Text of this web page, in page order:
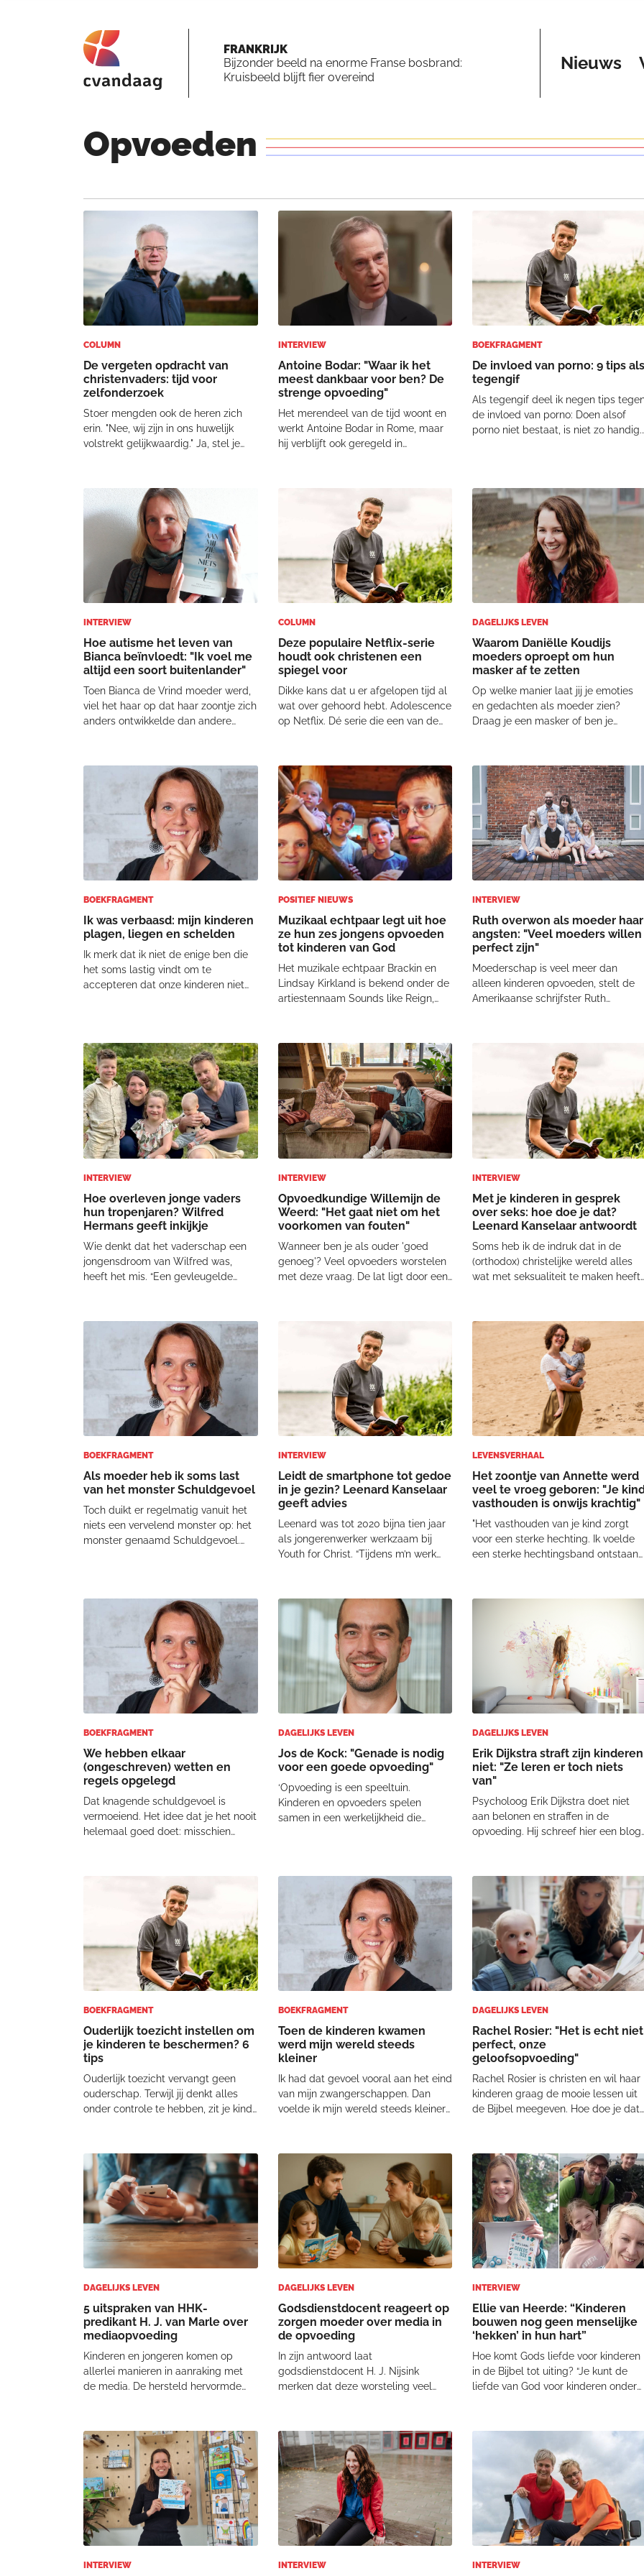
FRANKRIJK
Bijzonder beeld na enorme Franse bosbrand:
Kruisbeeld blijft fier overeind
Nieuws
Opvoeden
COLUMN
De vergeten opdracht van
christenvaders: tijd voor
zelfonderzoek
Stoer mengden ook de heren zich
erin. "Nee, wij zijn in ons huwelijk
volstrekt gelijkwaardig." Ja, stel je
waarschijnlijk niet doorgegaan. Toen
vroegen we de dames: "Stel, jouw
man doet straks
INTERVIEW
Antoine Bodar: "Waar ik het
meest dankbaar voor ben? De
strenge opvoeding"
Het merendeel van de tijd woont en
werkt Antoine Bodar in Rome, maar
hij verblijft ook geregeld in
door wanden vol boekenkasten
ontvouwt zich een
levensgeschiedenis van bijna acht
BOEKFRAGMENT
De invloed van porno: 9 tips
tegengif
Als tegengif deel ik negen tips
de invloed van porno: Doen alsof
porno niet bestaat, is niet zo handig.
geconfronteerd gaan worden.
je kind hierop
INTERVIEW
Hoe autisme het leven van
Bianca beïnvloedt: "Ik voel me
altijd een soort buitenlander"
Toen Bianca de Vrind moeder werd,
viel het haar op dat haar zoontje zich
anders ontwikkelde dan andere
omdat ik zelf ook 'anders' was als
kind", vertelt de moeder aan
Cvandaag. Uiteind
COLUMN
Deze populaire Netflix-serie
houdt ook christenen een
spiegel voor
Dikke kans dat u er afgelopen tijd al
wat over gehoord hebt. Adolescence
op Netflix. Dé serie die een van de
indrukwekkende wijze aankaart. Een
13-jarige jongen Jamie Miller, een
meisje en een dod
DAGELIJKS LEVEN
Waarom Daniëlle Koudijs
moeders oproept om hun
masker af te zetten
Op welke manier laat jij je emoties
en gedachten als moeder zien?
Draag je een masker of ben je
winterboek 'Maskers Af'. Daniëlle
Koudijs (37) startte bijna vijf jaar
geleden met het pl
BOEKFRAGMENT
Ik was verbaasd: mijn kinderen
plagen, liegen en schelden
Ik merk dat ik niet de enige ben die
het soms lastig vindt om te
accepteren dat onze kinderen niet
lijkt te zijn, geneigd zijn om onze
ogen te slui
POSITIEF NIEUWS
Muzikaal echtpaar legt uit hoe
ze hun zes jongens opvoeden
tot kinderen van God
Het muzikale echtpaar Brackin en
Lindsay Kirkland is bekend onder de
artiestennaam Sounds like Reign,
deze video legt het echtpaar uit hoe
ze hun zes kinderen opvoeden tot
kinderen van
INTERVIEW
Ruth overwon als moeder haar
angsten: "Veel moeders willen
perfect zijn"
Moederschap is veel meer dan
alleen kinderen opvoeden, stelt de
Amerikaanse schrijfster Ruth
moederschap niet alleen de
kinderen, maar moeders zelf. "Je
moet keer op keer sterven aan jez
INTERVIEW
Hoe overleven jonge vaders
hun tropenjaren? Wilfred
Hermans geeft inkijkje
Wie denkt dat het vaderschap een
jongensdroom van Wilfred was,
heeft het mis. “Een gevleugelde
familiebijeenkomsten of
verjaardagen altijd hoopte op een
kinderloze gelegenheid.
INTERVIEW
Opvoedkundige Willemijn de
Weerd: "Het gaat niet om het
voorkomen van fouten"
Wanneer ben je als ouder 'goed
genoeg'? Veel opvoeders worstelen
met deze vraag. De lat ligt door een
voor ouders. Toch hoef je als ouder
niet altijd alles perfect te doen.
INTERVIEW
Met je kinderen in gesprek
over seks: hoe doe je dat?
Leenard Kanselaar antwoordt
Soms heb ik de indruk dat in de
(orthodox) christelijke wereld alles
wat met seksualiteit te maken heeft
de kerk wordt gepreekt over zonde
en de dominee wil dat met een
voorbe
BOEKFRAGMENT
Als moeder heb ik soms last
van het monster Schuldgevoel
Toch duikt er regelmatig vanuit het
niets een vervelend monster op: het
monster genaamd Schuldgevoel.
besteden. Me time is iets voor
opper-vlakki
INTERVIEW
Leidt de smartphone tot gedoe
in je gezin? Leenard Kanselaar
geeft advies
Leenard was tot 2020 bijna tien jaar
als jongerenwerker werkzaam bij
Youth for Christ. “Tijdens m’n werk
opvoedkwestie is geworden. Steeds
meer vaders en moeders stapten op
mij af met de vraag
LEVENSVERHAAL
Het zoontje van Annette werd
veel te vroeg geboren: "Je
vasthouden is onwijs krachtig"
"Het vasthouden van je kind zorgt
voor een sterke hechting. Ik voelde
een sterke hechtingsband ontstaan
Bakker (31) zich. Tijdens de periode
BOEKFRAGMENT
We hebben elkaar
(ongeschreven) wetten en
regels opgelegd
Dat knagende schuldgevoel is
vermoeiend. Het idee dat je het nooit
helemaal goed doet: misschien
anderen. Een thuisblijfmoeder
vergelijkt zich met een werkende
moeder. Een E-nummer-vrije moeder
DAGELIJKS LEVEN
Jos de Kock: "Genade is nodig
voor een goede opvoeding"
‘Opvoeding is een speeltuin.
Kinderen en opvoeders spelen
samen in een werkelijkheid die
godsdienstpedagoog kan het beeld
van de speeltuin opvoeders
DAGELIJKS LEVEN
Erik Dijkstra straft zijn kinderen
niet: "Ze leren er toch niets
van"
Psycholoog Erik Dijkstra doet niet
aan belonen en straffen in de
opvoeding. Hij schreef hier een blog
met hen vormgeven, zoals ik die
God ervaar." Het gaat voor Erik
BOEKFRAGMENT
Ouderlijk toezicht instellen om
je kinderen te beschermen? 6
tips
Ouderlijk toezicht vervangt geen
ouderschap. Terwijl jij denkt alles
onder controle te hebben, zit je kind
kan niet de bedoeling zijn, toch? Ook
al gebruik je alle trucjes om ouderli
BOEKFRAGMENT
Toen de kinderen kwamen
werd mijn wereld steeds
kleiner
Ik had dat gevoel vooral aan het eind
van mijn zwangerschappen. Dan
voelde ik mijn wereld steeds kleiner
dan bezig zijn met dit kindje. Met
voeden, luiers verwisselen, een wasje
DAGELIJKS LEVEN
Rachel Rosier: "Het is echt niet
perfect, onze
geloofsopvoeding"
Rachel Rosier is christen en wil haar
kinderen graag de mooie lessen uit
de Bijbel meegeven. Hoe doe je dat
te gestructureerd bent? "Het is echt
niet perfect, onze geloofsopvoeding.
DAGELIJKS LEVEN
5 uitspraken van HHK-
predikant H. J. van Marle over
mediaopvoeding
Kinderen en jongeren komen op
allerlei manieren in aanraking met
de media. De hersteld hervormde
via een digitaal platform. Eén van de
initiatiefnemers is – plaatselijke
predikant en v
DAGELIJKS LEVEN
Godsdienstdocent reageert op
zorgen moeder over media in
de opvoeding
In zijn antwoord laat
godsdienstdocent H. J. Nijsink
merken dat deze worsteling veel
dat ouders samen optrekken.
Verschillen mogen er zijn, maar het
gesprek moet open gevoerd worden.
'
INTERVIEW
Ellie van Heerde: “Kinderen
bouwen nog geen menselijke
‘hekken’ in hun hart”
Hoe komt Gods liefde voor kinderen
in de Bijbel tot uiting? “Je kunt de
liefde van God voor kinderen onder
kinderen bij Jezus werden gebracht
"opdat Hij hen zou aanraken". Maar
INTERVIEW INTERVIEW INTERVIEW